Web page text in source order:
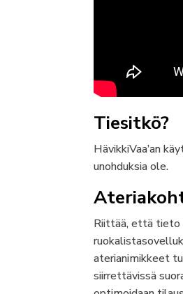
Tiesitkö?
HävikkiVaa’an
unohduksia ole.
Riittää, että tieto
aterianimikkeet
siirrettävissä